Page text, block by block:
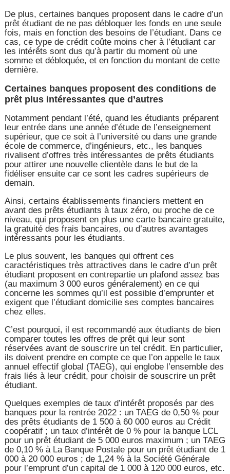
De plus, certaines banques proposent dans le cadre d’un
prêt étudiant de ne pas débloquer les fonds en une seule
fois, mais en fonction des besoins de l’étudiant. Dans ce
cas, ce type de crédit coûte moins cher à l’étudiant car
les intérêts sont dus qu’à partir du moment où une
somme et débloquée, et en fonction du montant de cette
dernière.
Certaines banques proposent des conditions de
prêt plus intéressantes que d’autres
Notamment pendant l’été, quand les étudiants préparent
leur entrée dans une année d’étude de l’enseignement
supérieur, que ce soit à l’université ou dans une grande
école de commerce, d’ingénieurs, etc., les banques
rivalisent d’offres très intéressantes de prêts étudiants
pour attirer une nouvelle clientèle dans le but de la
fidéliser ensuite car ce sont les cadres supérieurs de
demain.
Ainsi, certains établissements financiers mettent en
avant des prêts étudiants à taux zéro, ou proche de ce
niveau, qui proposent en plus une carte bancaire gratuite,
la gratuité des frais bancaires, ou d’autres avantages
intéressants pour les étudiants.
Le plus souvent, les banques qui offrent ces
caractéristiques très attractives dans le cadre d’un prêt
étudiant proposent en contrepartie un plafond assez bas
(au maximum 3 000 euros généralement) en ce qui
concerne les sommes qu’il est possible d’emprunter et
exigent que l’étudiant domicilie ses comptes bancaires
chez elles.
C’est pourquoi, il est recommandé aux étudiants de bien
comparer toutes les offres de prêt qui leur sont
réservées avant de souscrire un tel crédit. En particulier,
ils doivent prendre en compte ce que l’on appelle le taux
annuel effectif global (TAEG), qui englobe l’ensemble des
frais liés à leur crédit, pour choisir de souscrire un prêt
étudiant.
Quelques exemples de taux d’intérêt proposés par des
banques pour la rentrée 2022 : un TAEG de 0,50 % pour
des prêts étudiants de 1 500 à 60 000 euros au Crédit
coopératif ; un taux d’intérêt de 0 % pour la banque LCL
pour un prêt étudiant de 5 000 euros maximum ; un TAEG
de 0,10 % à La Banque Postale pour un prêt étudiant de 1
000 à 20 000 euros ; de 1,24 % à la Société Générale
pour l’emprunt d’un capital de 1 000 à 120 000 euros, etc.